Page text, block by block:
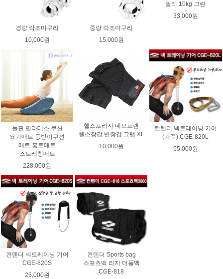
경량 락조마구리
10,000원
중량 락조마구리
15,000원
멀티 10kg 그린
33,000원
돌핀 필라테스 쿠션
요가매트 등받이쿠션
매트 홈트매트
스트레칭매트
228,000원
헬스프라자 네오프랜
헬스장갑 반장갑 그랩 XL
10,000원
컨텐더 넥트레이닝 기어
(가죽) CGE-820L
55,000원
컨텐더 넥트레이닝 기어
CGE-820S
25,000원
컨텐더 Sports bag
스포츠백 라지 더플백
CGE-818